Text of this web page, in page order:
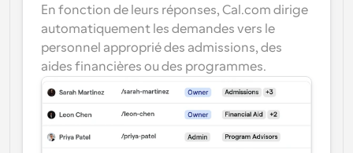
En fonction de leurs réponses, Cal.com dirige
automatiquement les demandes vers le
personnel approprié des admissions, des
aides financières ou des programmes.